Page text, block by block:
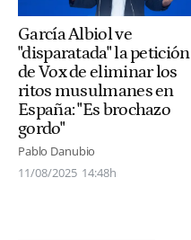
García Albiol ve
"disparatada" la petición
de Vox de eliminar los
ritos musulmanes en
España: "Es brochazo
gordo"
Pablo Danubio
11/08/2025 14:48h